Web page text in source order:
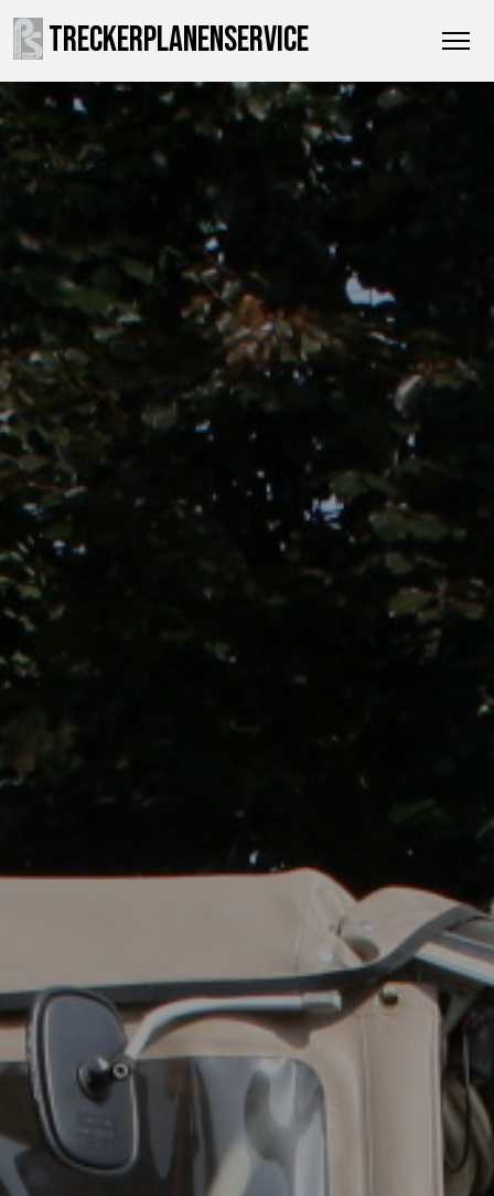
TRECKERPLANENSERVICE